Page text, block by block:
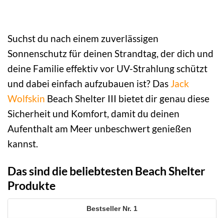
Suchst du nach einem zuverlässigen
Sonnenschutz für deinen Strandtag, der dich und
deine Familie effektiv vor UV-Strahlung schützt
und dabei einfach aufzubauen ist? Das Jack
Wolfskin Beach Shelter III bietet dir genau diese
Sicherheit und Komfort, damit du deinen
Aufenthalt am Meer unbeschwert genießen
kannst.
Das sind die beliebtesten Beach Shelter
Produkte
1